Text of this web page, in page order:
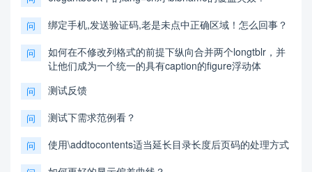
问 绑定手机,发送验证码,老是未点中正确区域！怎么回事？
问
如何在不修改列格式的前提下纵向合并两个longtblr，并
让他们成为一个统一的具有caption的figure浮动体
问 测试反馈
问 测试下需求范例看？
问 使用\addtocontents适当延长目录长度后页码的处理方式